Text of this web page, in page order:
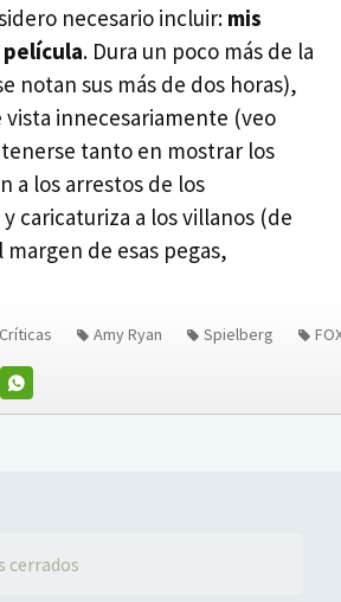
necesario incluir: mis
. Dura un poco más de la
notan sus más de dos horas),
innecesariamente (veo
tanto en mostrar los
a los arrestos de los
caricaturiza a los villanos (de
margen de esas pegas,
WHATSAPP
Críticas Amy Ryan Spielberg
cerrados